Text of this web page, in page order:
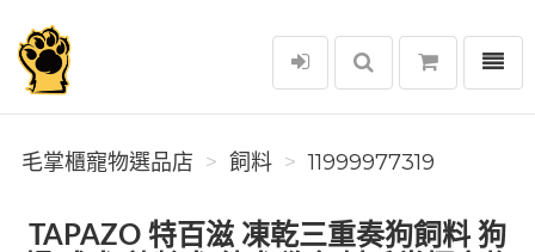
毛掌櫃寵物選品店
選單
毛掌櫃寵物選品店 飼料 11999977319
TAPAZO 特百滋 凍乾三重奏狗飼料 狗